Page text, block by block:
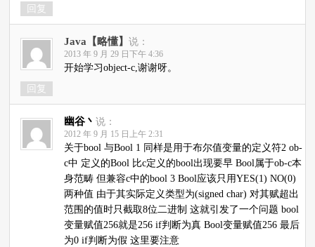
回复
Java【略懂】说：
2013 年 9 月 29 日下午 4:36
开始学习object-c,谢谢呀。
回复
幽谷丶说：
2012 年 9 月 15 日上午 2:31
关于bool 与Bool 1 同样是用于布尔值变量的定义符2 ob-
c中 定义的Bool 比c定义的bool出现要早 Bool属于ob-c本
身范畴 但兼容c中的bool 3 Bool应该只用YES(1) NO(0)
两种值 由于其实际定义类型为(signed char) 对其赋超出
范围的值时只截取8位二进制 这就引发了一个问题 bool
变量赋值256就是256 if判断为真 Bool变量赋值256 最后
为0 if判断为假 这里要注意